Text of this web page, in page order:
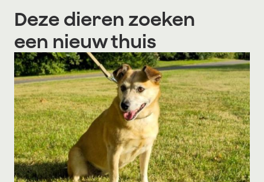
Deze dieren zoeken
een nieuw thuis